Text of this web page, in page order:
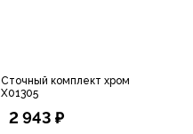
Сточный комплект хром
X01305
2 943 ₽